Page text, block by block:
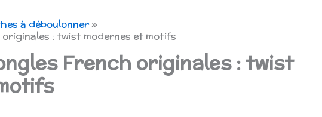
à déboulonner
originales : twist modernes et motifs
French originales : twist